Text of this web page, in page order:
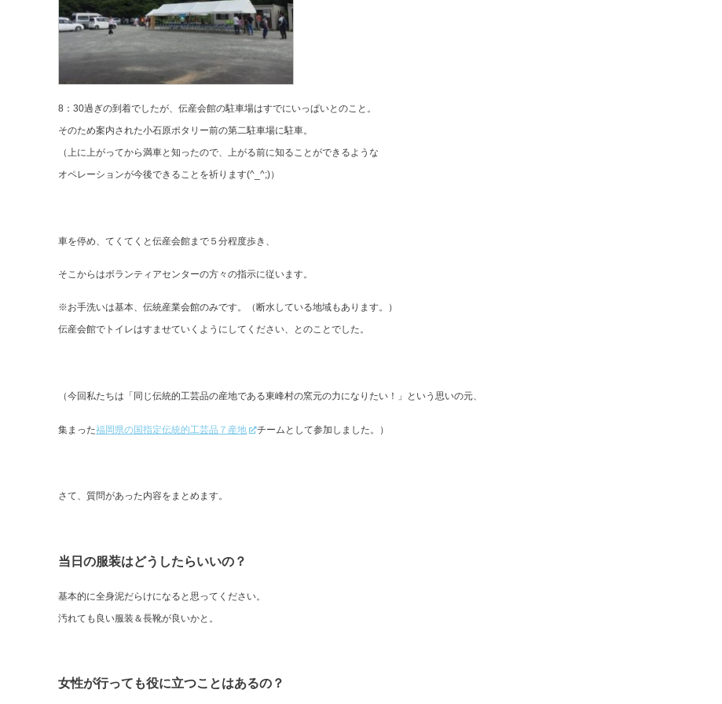
8：30過ぎの到着でしたが、伝産会館の駐車場はすでにいっぱいとのこと。
そのため案内された小石原ポタリー前の第二駐車場に駐車。
（上に上がってから満車と知ったので、上がる前に知ることができるような
オペレーションが今後できることを祈ります(^_^;)）
車を停め、てくてくと伝産会館まで５分程度歩き、
そこからはボランティアセンターの方々の指示に従います。
※お手洗いは基本、伝統産業会館のみです。（断水している地域もあります。）
伝産会館でトイレはすませていくようにしてください、とのことでした。
（今回私たちは「同じ伝統的工芸品の産地である東峰村の窯元の力になりたい！」という思いの元、
集まった福岡県の国指定伝統的工芸品７産地 チームとして参加しました。）
さて、質問があった内容をまとめます。
当日の服装はどうしたらいいの？
基本的に全身泥だらけになると思ってください。
汚れても良い服装＆長靴が良いかと。
女性が行っても役に立つことはあるの？